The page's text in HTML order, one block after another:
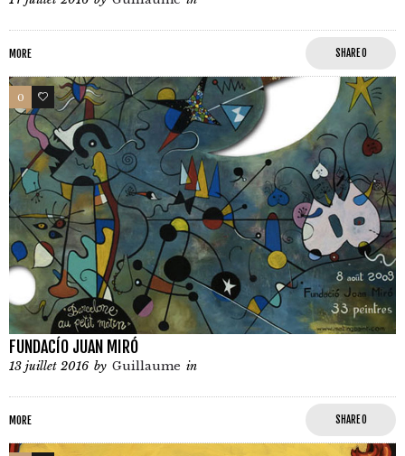
MORE SHARE0
0 0
FUNDACÍO JUAN MIRÓ
13 juillet 2016 by Guillaume in
MORE SHARE0